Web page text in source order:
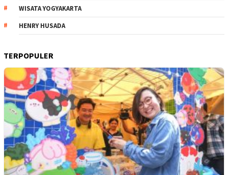
WISATA YOGYAKARTA
HENRY HUSADA
TERPOPULER